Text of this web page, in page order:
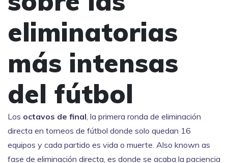
eliminatorias
más intensas
del fútbol
Los octavos de final, la primera ronda de eliminación
directa en torneos de fútbol donde solo quedan 16
equipos y cada partido es vida o muerte. Also known as
fase de eliminación directa, es donde se acaba la paciencia